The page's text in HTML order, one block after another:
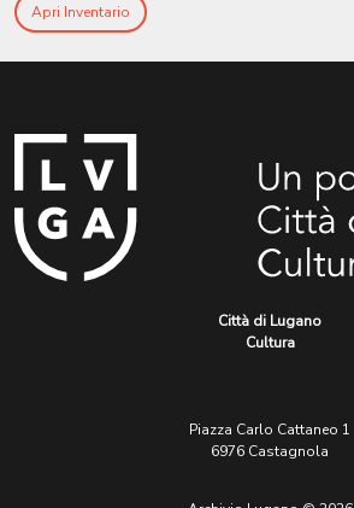
Apri Inventario
Città di Lugano
Cultura
Piazza Carlo Cattaneo 1
6976 Castagnola